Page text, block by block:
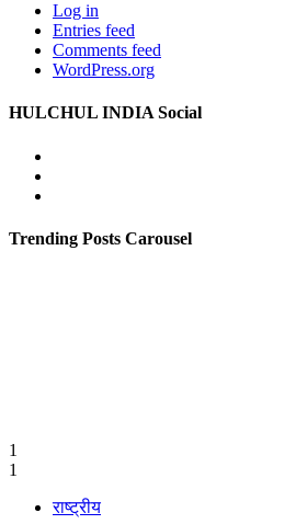
Log in
Entries feed
Comments feed
WordPress.org
HULCHUL INDIA Social
Trending Posts Carousel
1
1
राष्ट्रीय